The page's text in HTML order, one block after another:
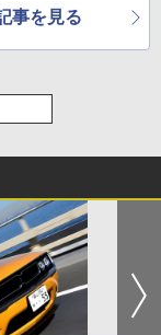
事を見る